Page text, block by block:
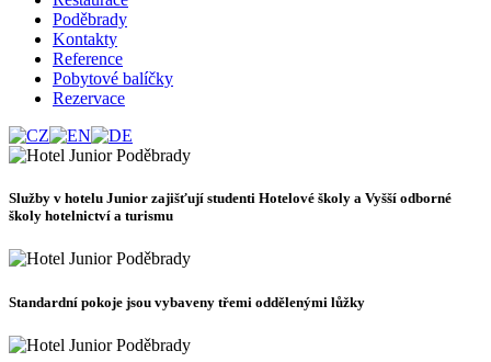
Poděbrady
Kontakty
Reference
Pobytové balíčky
Rezervace
Služby v hotelu Junior zajišťují studenti Hotelové školy a Vyšší odborné
školy hotelnictví a turismu
Standardní pokoje jsou vybaveny třemi oddělenými lůžky